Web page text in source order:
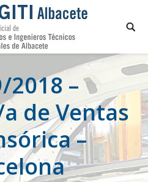
2018 –
de Ventas
–